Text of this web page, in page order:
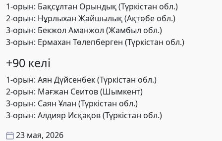
1-орын: Бақсұлтан Орындық (Түркістан обл.)
2-орын: Нұрлыхан Жайшылық (Ақтөбе обл.)
3-орын: Бекжол Аманжол (Жамбыл обл.)
3-орын: Ермахан Төлепберген (Түркістан обл.)
+90 келі
1-орын: Аян Дүйсенбек (Түркістан обл.)
2-орын: Мағжан Сеитов (Шымкент)
3-орын: Саян Ұлан (Түркістан обл.)
3-орын: Алдияр Исқақов (Түркістан обл.)
23 мая, 2026